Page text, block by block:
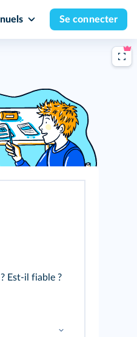
Se connecter
Est‑il fiable ?